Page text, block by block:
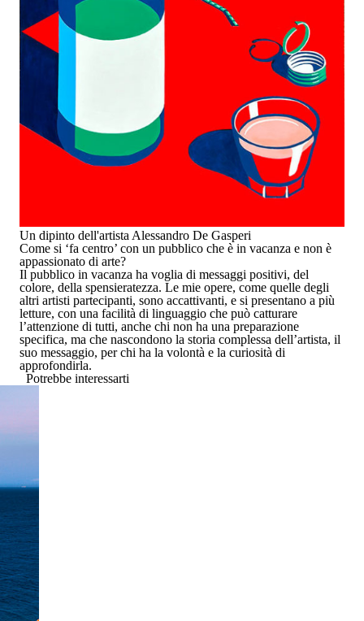
Un dipinto dell'artista Alessandro De Gasperi
Come si ‘fa centro’ con un pubblico che è in vacanza e non è
appassionato di arte?
Il pubblico in vacanza ha voglia di messaggi positivi, del
colore, della spensieratezza. Le mie opere, come quelle degli
altri artisti partecipanti, sono accattivanti, e si presentano a più
letture, con una facilità di linguaggio che può catturare
l’attenzione di tutti, anche chi non ha una preparazione
specifica, ma che nascondono la storia complessa dell’artista, il
suo messaggio, per chi ha la volontà e la curiosità di
approfondirla.
Potrebbe interessarti